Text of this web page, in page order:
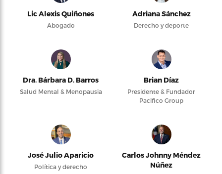
Lic Alexis Quiñones
Abogado
Adriana Sánchez
Derecho y deporte
Dra. Bárbara D. Barros
Salud Mental & Menopausia
Brian Díaz
Presidente & Fundador
Pacifico Group
José Julio Aparicio
Política y derecho
Carlos Johnny Méndez
Núñez